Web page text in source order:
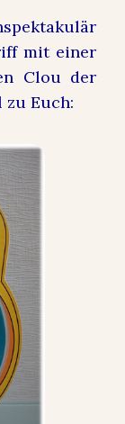
mit einer
Clou der
zu Euch: